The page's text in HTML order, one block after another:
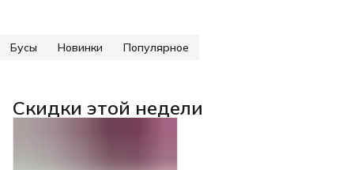
Бусы Новинки Популярное
Скидки этой недели